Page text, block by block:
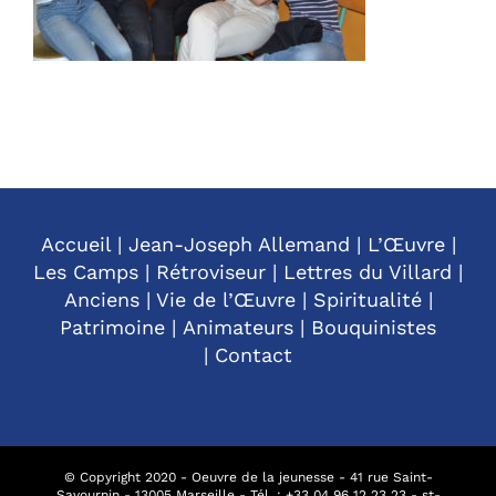
Accueil| Jean-Joseph Allemand | L’Œuvre|
Les Camps | Rétroviseur | Lettres du Villard |
Anciens| Vie de l’Œuvre| Spiritualité|
Patrimoine | Animateurs | Bouquinistes
| Contact
© Copyright 2020 - Oeuvre de la jeunesse - 41 rue Saint-